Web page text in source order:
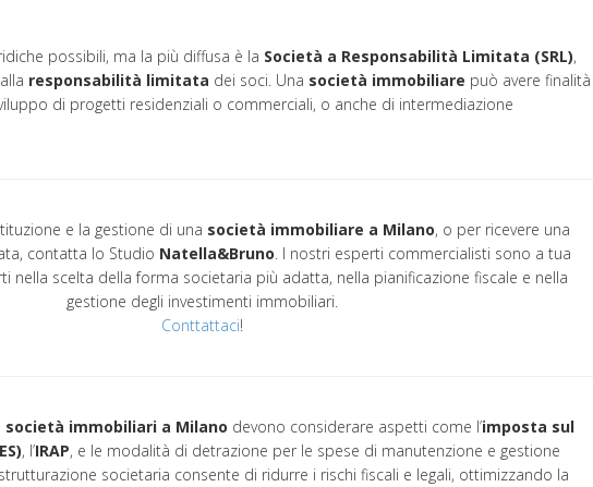
possibili, ma la più diffusa è la Società a Responsabilità Limitata (SRL),
responsabilità limitata dei soci. Una società immobiliare può avere finalità
di progetti residenziali o commerciali, o anche di intermediazione
e la gestione di una società immobiliare a Milano, o per ricevere una
contatta lo Studio Natella&Bruno. I nostri esperti commercialisti sono a tua
nella scelta della forma societaria più adatta, nella pianificazione fiscale e nella
gestione degli investimenti immobiliari.
Conttattaci!
società immobiliari a Milano devono considerare aspetti come l’imposta sul
, l’IRAP, e le modalità di detrazione per le spese di manutenzione e gestione
societaria consente di ridurre i rischi fiscali e legali, ottimizzando la